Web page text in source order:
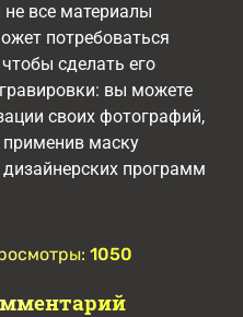
все материалы
потребоваться
сделать его
вы можете
своих фотографий,
применив маску
программ
1050